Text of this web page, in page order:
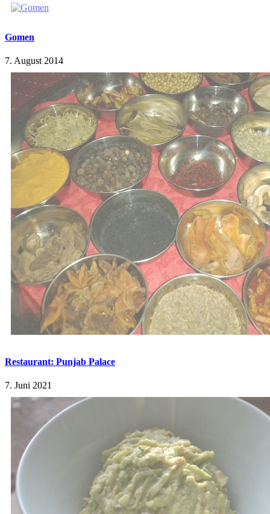
Gomen
7. August 2014
Restaurant: Punjab Palace
7. Juni 2021